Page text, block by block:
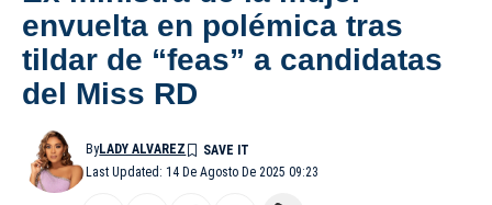
envuelta en polémica tras
tildar de “feas” a candidatas
del Miss RD
Last Updated: 14 De Agosto De 2025 09:23
ByLADY ALVAREZ